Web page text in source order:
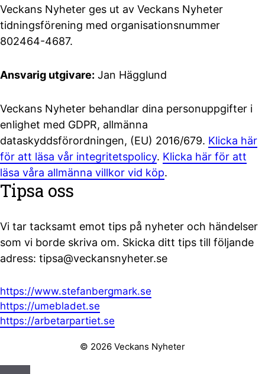
Veckans Nyheter ges ut av Veckans Nyheter
tidningsförening med organisationsnummer
802464-4687.
Ansvarig utgivare: Jan Hägglund
Veckans Nyheter behandlar dina personuppgifter i
enlighet med GDPR, allmänna
dataskyddsförordningen, (EU) 2016/679. Klicka här
för att läsa vår integritetspolicy. Klicka här för att
läsa våra allmänna villkor vid köp.
Tipsa oss
Vi tar tacksamt emot tips på nyheter och händelser
som vi borde skriva om. Skicka ditt tips till följande
adress: tipsa@veckansnyheter.se
https://www.stefanbergmark.se
https://umebladet.se
https://arbetarpartiet.se
© 2026 Veckans Nyheter